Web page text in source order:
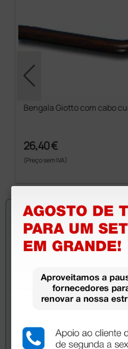
Bengala Giotto com cabo
26,40 €
(Preço sem IVA)
Pergunte a um colega
colegas que já adquiriram